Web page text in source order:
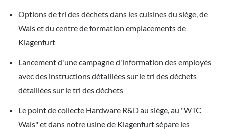
Options de tri des déchets dans les cuisines du siège, de
Wals et du centre de formation emplacements de
Klagenfurt
Lancement d'une campagne d'information des employés
avec des instructions détaillées sur le tri des déchets
détaillées sur le tri des déchets
Le point de collecte Hardware R&D au siège, au "WTC
Wals" et dans notre usine de Klagenfurt sépare les